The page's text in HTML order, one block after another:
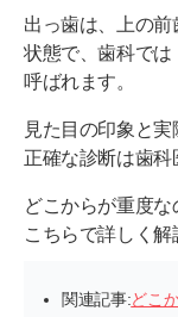
出っ歯は、上の
状態で、歯科では
呼ばれます。
見た目の印象と実
正確な診断は歯科
どこからが重度な
こちらで詳しく解
関連記事:どこ